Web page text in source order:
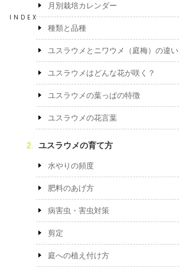
INDEX
月別栽培カレンダー
種類と品種
ユスラウメとニワウメ（庭梅）の違い
ユスラウメはどんな花が咲く？
ユスラウメの葉っぱの特徴
ユスラウメの花言葉
ユスラウメの育て方
水やりの頻度
肥料のあげ方
病害虫・害虫対策
剪定
庭への植え付け方